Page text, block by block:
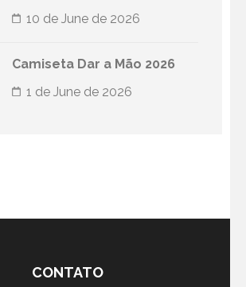
10 de June de 2026
Camiseta Dar a Mão 2026
1 de June de 2026
CONTATO